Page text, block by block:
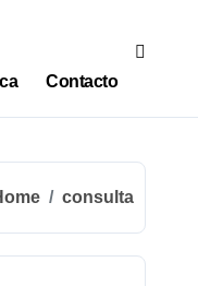
Contacto
consulta